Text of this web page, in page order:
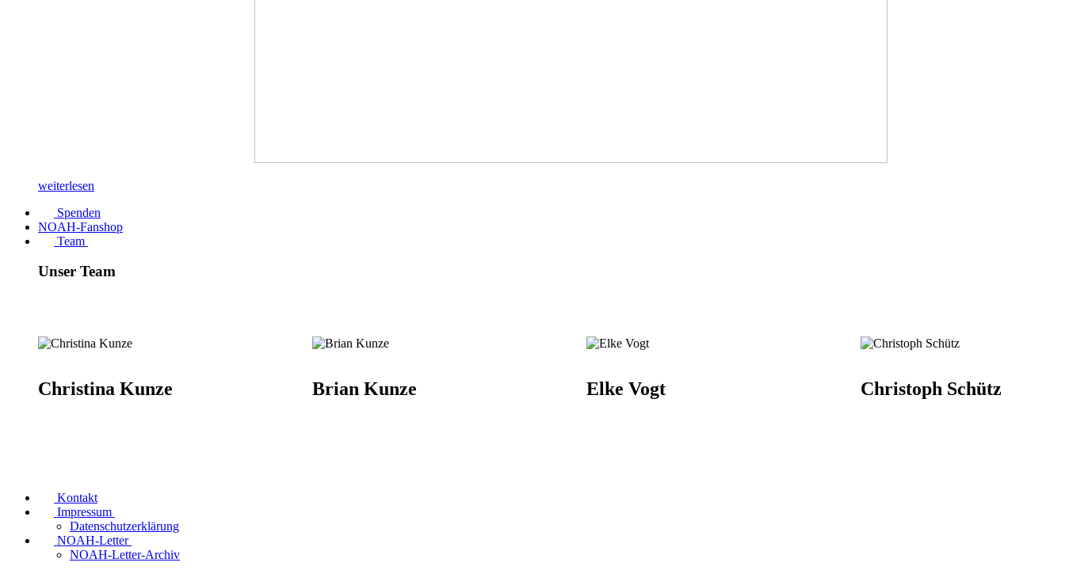
weiterlesen
Spenden
NOAH-Fanshop
Team
Unser Team
Christina Kunze Brian Kunze Elke Vogt Christoph Schütz
Kontakt
Impressum
Datenschutzerklärung
NOAH-Letter
NOAH-Letter-Archiv